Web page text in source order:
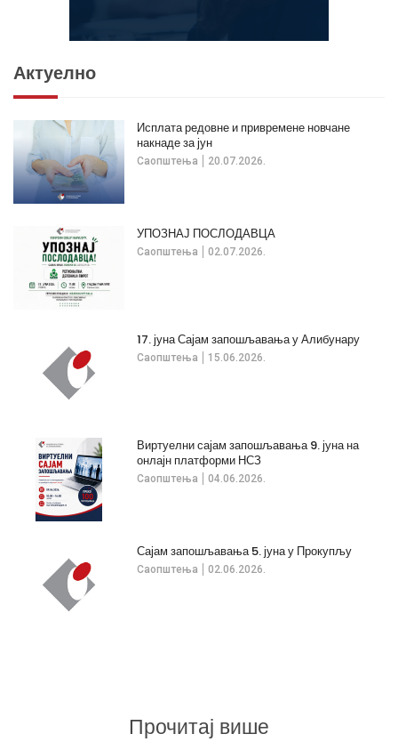
Актуелно
Саопштења 20.07.2026.
Исплата редовне и привремене новчане
накнаде за јун
Саопштења 02.07.2026.
УПОЗНАЈ ПОСЛОДАВЦА
Саопштења 15.06.2026.
17. јуна Сајам запошљавања у Алибунару
Саопштења 04.06.2026.
Виртуелни сајам запошљавања 9. јуна на
онлајн платформи НСЗ
Саопштења 02.06.2026.
Сајам запошљавања 5. јуна у Прокупљу
Прочитај више